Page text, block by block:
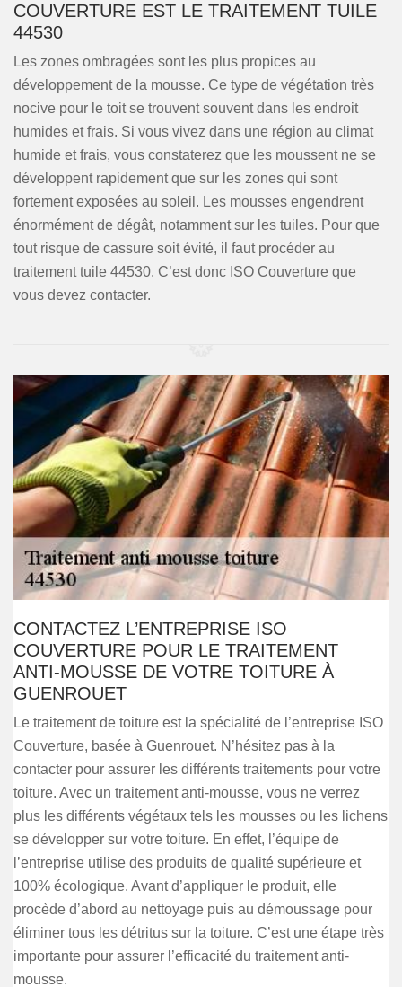
COUVERTURE EST LE TRAITEMENT TUILE
44530
Les zones ombragées sont les plus propices au
développement de la mousse. Ce type de végétation très
nocive pour le toit se trouvent souvent dans les endroit
humides et frais. Si vous vivez dans une région au climat
humide et frais, vous constaterez que les moussent ne se
développent rapidement que sur les zones qui sont
fortement exposées au soleil. Les mousses engendrent
énormément de dégât, notamment sur les tuiles. Pour que
tout risque de cassure soit évité, il faut procéder au
traitement tuile 44530. C’est donc ISO Couverture que
vous devez contacter.
CONTACTEZ L’ENTREPRISE ISO
COUVERTURE POUR LE TRAITEMENT
ANTI-MOUSSE DE VOTRE TOITURE À
GUENROUET
Le traitement de toiture est la spécialité de l’entreprise ISO
Couverture, basée à Guenrouet. N’hésitez pas à la
contacter pour assurer les différents traitements pour votre
toiture. Avec un traitement anti-mousse, vous ne verrez
plus les différents végétaux tels les mousses ou les lichens
se développer sur votre toiture. En effet, l’équipe de
l’entreprise utilise des produits de qualité supérieure et
100% écologique. Avant d’appliquer le produit, elle
procède d’abord au nettoyage puis au démoussage pour
éliminer tous les détritus sur la toiture. C’est une étape très
importante pour assurer l’efficacité du traitement anti-
mousse.